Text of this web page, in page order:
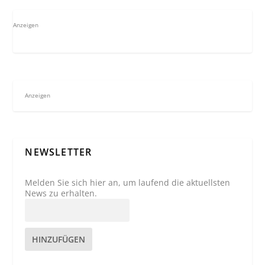
Anzeigen
Anzeigen
NEWSLETTER
Melden Sie sich hier an, um laufend die aktuellsten
News zu erhalten.
HINZUFÜGEN